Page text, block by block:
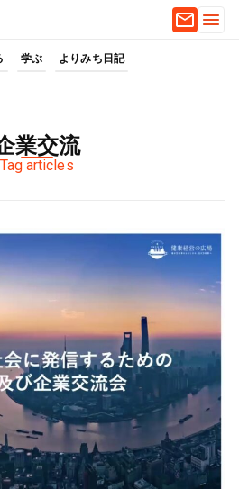
学ぶ よりみち日記
業交流
Tag articles